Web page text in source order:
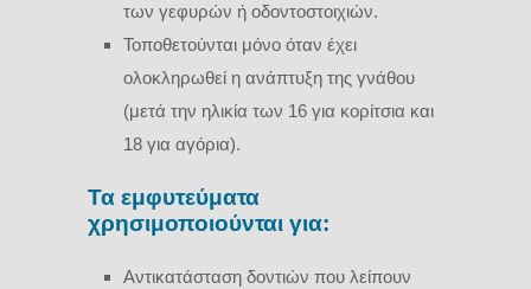
των γεφυρών ή οδοντοστοιχιών.
Τοποθετούνται μόνο όταν έχει
ολοκληρωθεί η ανάπτυξη της γνάθου
(μετά την ηλικία των 16 για κορίτσια και
18 για αγόρια).
Τα εμφυτεύματα
χρησιμοποιούνται για:
Αντικατάσταση δοντιών που λείπουν